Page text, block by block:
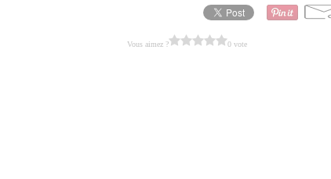
Vous aimez ? 0 vote